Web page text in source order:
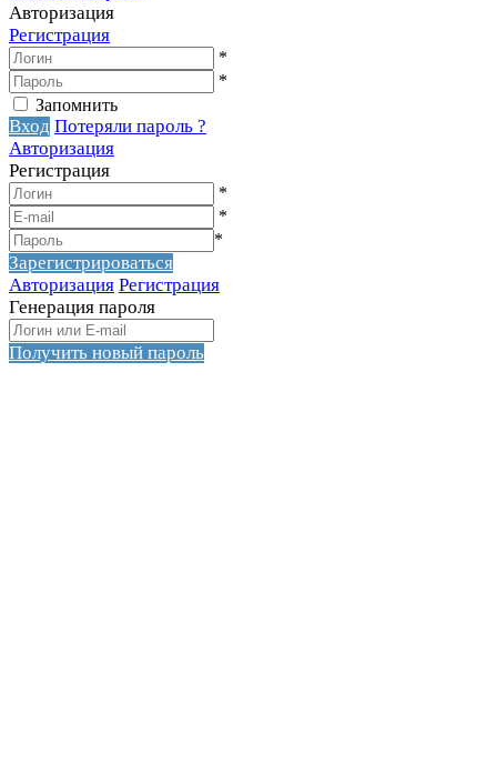
Авторизация
Регистрация
*
*
Запомнить
Вход Потеряли пароль ?
Авторизация
Регистрация
*
*
*
Зарегистрироваться
Авторизация Регистрация
Генерация пароля
Получить новый пароль